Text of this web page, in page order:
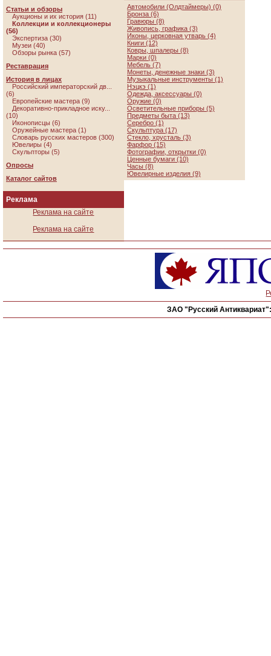
Статьи и обзоры
Аукционы и их история (11)
Коллекции и коллекционеры
(56)
Экспертиза (30)
Музеи (40)
Обзоры рынка (57)
Реставрация
История в лицах
Российский императорский дв...
(6)
Европейские мастера (9)
Декоративно-прикладное иску...
(10)
Иконописцы (6)
Оружейные мастера (1)
Словарь русских мастеров (300)
Ювелиры (4)
Скульпторы (5)
Опросы
Каталог сайтов
Реклама
Реклама на сайте
Реклама на сайте
Автомобили (Олдтаймеры) (0)
Бронза (6)
Гравюры (8)
Живопись, графика (3)
Иконы, церковная утварь (4)
Книги (12)
Ковры, шпалеры (8)
Марки (0)
Мебель (7)
Монеты, денежные знаки (3)
Музыкальные инструменты (1)
Нэцкэ (1)
Одежда, аксессуары (0)
Оружие (0)
Осветительные приборы (5)
Предметы быта (13)
Серебро (1)
Скульптура (17)
Стекло, хрусталь (3)
Фарфор (15)
Фотографии, открытки (0)
Ценные бумаги (10)
Часы (8)
Ювелирные изделия (9)
ЗАО "Русский Антиквариат":